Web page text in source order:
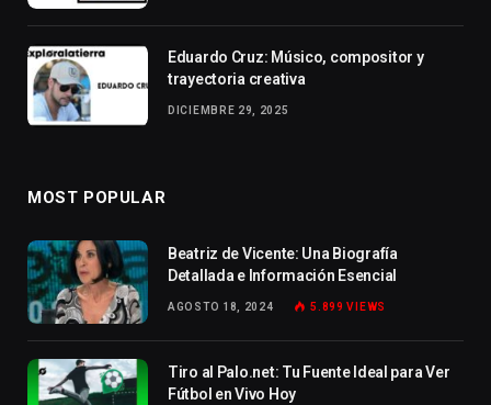
Eduardo Cruz: Músico, compositor y
trayectoria creativa
DICIEMBRE 29, 2025
MOST POPULAR
Beatriz de Vicente: Una Biografía
Detallada e Información Esencial
AGOSTO 18, 2024 5.899VIEWS
Tiro al Palo.net: Tu Fuente Ideal para Ver
Fútbol en Vivo Hoy